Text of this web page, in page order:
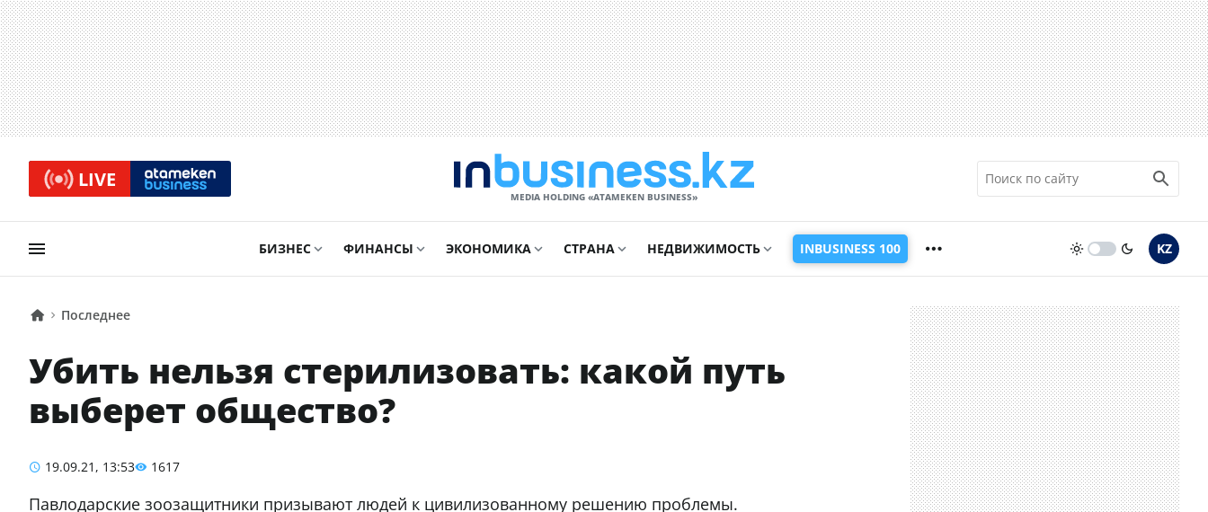
LIVE
MEDIA HOLDING «ATAMEKЕN BUSINESS»
БИЗНЕС ФИНАНСЫ ЭКОНОМИКА СТРАНА НЕДВИЖИМОСТЬ INBUSINESS 100 KZ
Последнее
Убить нельзя стерилизовать: какой путь
выберет общество?
19.09.21, 13:53 1617
Павлодарские зоозащитники призывают людей к цивилизованному решению проблемы.